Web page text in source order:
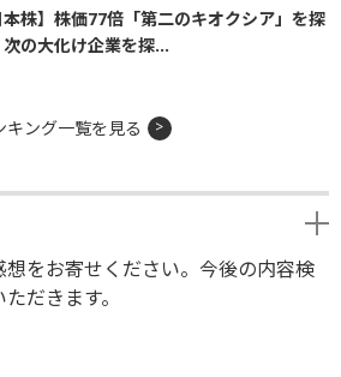
本株】株価77倍「第二のキオクシア」を探
の大化け企業を探...
キング一覧を見る
想をお寄せください。今後の内容検
だきます。